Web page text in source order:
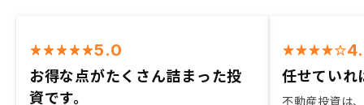
5.0
お得な点がたくさん詰まった投
資です。
任せていれ
不動産投資は